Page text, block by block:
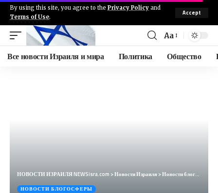
By using this site, you agree to the Privacy Policy and
Terms of Use.
Accept
Aa
Все новости Израиля и мира Политика Общество
НОВОСТИ ИЗРАИЛЯ NEWSisra.com >Новости Израиля>Новости блогосферы
НОВОСТИ БЛОГОСФЕРЫ